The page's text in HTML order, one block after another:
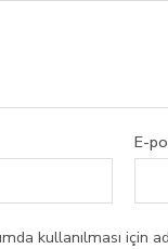
E-
kullanılması için